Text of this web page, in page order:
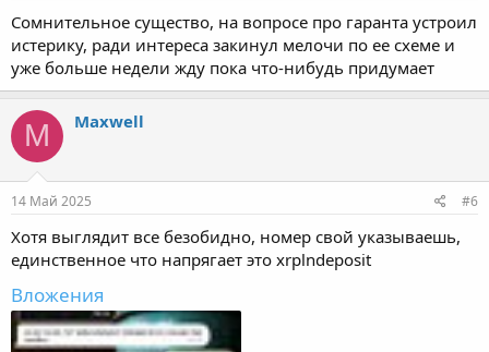
Сомнительное существо, на вопросе про гаранта устроил
истерику, ради интереса закинул мелочи по ее схеме и
уже больше недели жду пока что-нибудь придумает
M Maxwell
14 Май 2025 #6
Хотя выглядит все безобидно, номер свой указываешь,
единственное что напрягает это xrplndeposit
Вложения